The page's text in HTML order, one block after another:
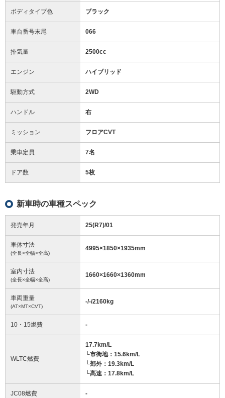
ボディタイプ色 ブラック
車台番号末尾 066
排気量 2500cc
エンジン ハイブリッド
駆動方式 2WD
ハンドル 右
ミッション フロアCVT
乗車定員 7名
ドア数 5枚
新車時の車種スペック
発売年月 25(R7)/01
車体寸法
(全長×全幅×全高)
4995×1850×1935mm
室内寸法
(全長×全幅×全高)
1660×1660×1360mm
車両重量
(AT×MT×CVT)
-/-/2160kg
10・15燃費 -
WLTC燃費
17.7km/L
└市街地：15.6km/L
└郊外：19.3km/L
└高速：17.8km/L
JC08燃費 -